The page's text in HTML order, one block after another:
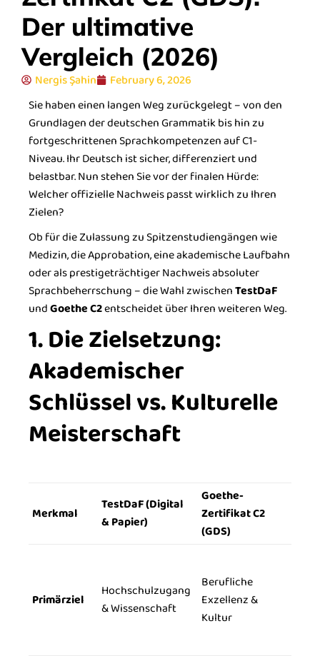
Der ultimative
Vergleich (2026)
Nergis Şahin
February 6, 2026
Sie haben einen langen Weg zurückgelegt – von den
Grundlagen der deutschen Grammatik bis hin zu
fortgeschrittenen Sprachkompetenzen auf C1-
Niveau. Ihr Deutsch ist sicher, differenziert und
belastbar. Nun stehen Sie vor der finalen Hürde:
Welcher offizielle Nachweis passt wirklich zu Ihren
Zielen?
Ob für die Zulassung zu Spitzenstudiengängen wie
Medizin, die Approbation, eine akademische Laufbahn
oder als prestigeträchtiger Nachweis absoluter
Sprachbeherrschung – die Wahl zwischenTestDaF
undGoethe C2entscheidet über Ihren weiteren Weg.
1. Die Zielsetzung:
Akademischer
Schlüssel vs. Kulturelle
Meisterschaft
Merkmal
TestDaF (Digital
& Papier)
Goethe-
Zertifikat C2
(GDS)
Primärziel
Hochschulzugang
& Wissenschaft
Berufliche
Exzellenz &
Kultur